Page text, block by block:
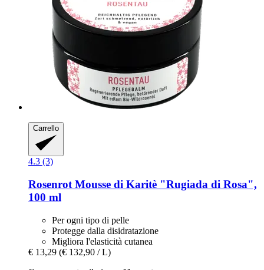
Carrello
4.3 (3)
Rosenrot Mousse di Karitè "Rugiada di Rosa",
100 ml
Per ogni tipo di pelle
Protegge dalla disidratazione
Migliora l'elasticità cutanea
€ 13,29 (€ 132,90 / L)